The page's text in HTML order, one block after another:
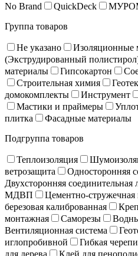
No Brand
QuickDeck
Группа товаров
Не указано Изоляционные
(Экструдированный
материалы
Гипсокартон
Строительная химия
домокомплекты
Инструмент
Мастики и праймеры
плитка
Фасадные материалы
Подгруппа товаров
Теплоизоляция
ветрозащита
Односторонняя
Двухсторонняя соединительная
МДВП
Цементно-
березовая калиброванная
монтажная
Саморезы
Вентиляционная система
иглопробивной
Гибкая
для дерева
Клей для